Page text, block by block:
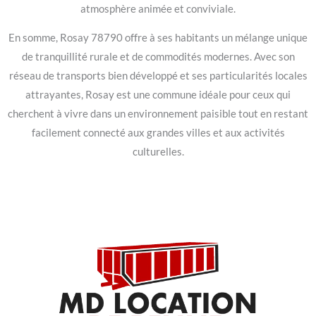
atmosphère animée et conviviale.
En somme, Rosay 78790 offre à ses habitants un mélange unique
de tranquillité rurale et de commodités modernes. Avec son
réseau de transports bien développé et ses particularités locales
attrayantes, Rosay est une commune idéale pour ceux qui
cherchent à vivre dans un environnement paisible tout en restant
facilement connecté aux grandes villes et aux activités
culturelles.